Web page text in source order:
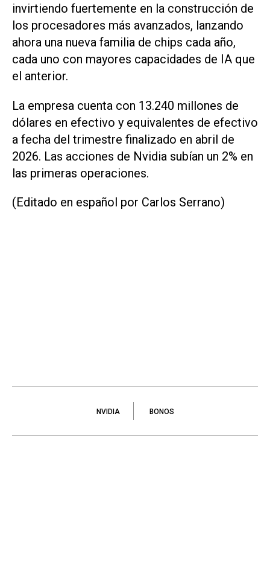
invirtiendo fuertemente en la ‌construcción de
los procesadores más avanzados, lanzando
ahora una nueva familia de chips cada año,
cada uno con mayores ‌capacidades de IA ⁠que
el anterior.
La empresa cuenta con 13.240 millones de
dólares en efectivo y equivalentes ​de efectivo
a fecha del trimestre finalizado en abril de
2026. Las acciones de Nvidia subían un 2% en
las primeras operaciones.
(Editado en español por Carlos Serrano)
NVIDIA BONOS